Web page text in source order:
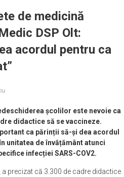
de medicină
DSP Olt:
acordul pentru ca
școlilor este nevoie ca
didactice să se vaccineze.
ca părinții să-și dea acordul
unitatea de învățământ atunci
infecției SARS-COV2.
precizat că 3.300 de cadre didactice